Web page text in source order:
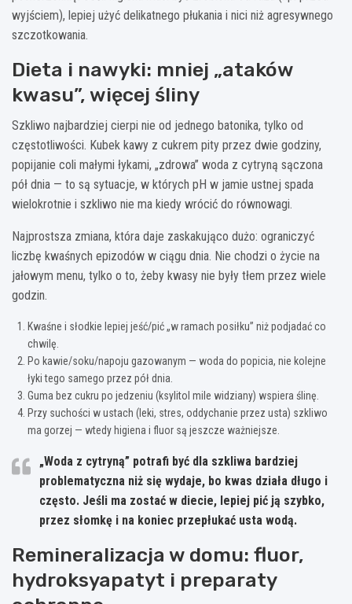
wyjściem), lepiej użyć delikatnego płukania i nici niż agresywnego
szczotkowania.
Dieta i nawyki: mniej „ataków
kwasu”, więcej śliny
Szkliwo najbardziej cierpi nie od jednego batonika, tylko od
częstotliwości. Kubek kawy z cukrem pity przez dwie godziny,
popijanie coli małymi łykami, „zdrowa” woda z cytryną sączona
pół dnia — to są sytuacje, w których pH w jamie ustnej spada
wielokrotnie i szkliwo nie ma kiedy wrócić do równowagi.
Najprostsza zmiana, która daje zaskakująco dużo: ograniczyć
liczbę kwaśnych epizodów w ciągu dnia. Nie chodzi o życie na
jałowym menu, tylko o to, żeby kwasy nie były tłem przez wiele
godzin.
Kwaśne i słodkie lepiej jeść/pić „w ramach posiłku” niż podjadać co
chwilę.
Po kawie/soku/napoju gazowanym — woda do popicia, nie kolejne
łyki tego samego przez pół dnia.
Guma bez cukru po jedzeniu (ksylitol mile widziany) wspiera ślinę.
Przy suchości w ustach (leki, stres, oddychanie przez usta) szkliwo
ma gorzej — wtedy higiena i fluor są jeszcze ważniejsze.
„Woda z cytryną” potrafi być dla szkliwa bardziej
problematyczna niż się wydaje, bo kwas działa długo i
często. Jeśli ma zostać w diecie, lepiej pić ją szybko,
przez słomkę i na koniec przepłukać usta wodą.
Remineralizacja w domu: fluor,
hydroksyapatyt i preparaty